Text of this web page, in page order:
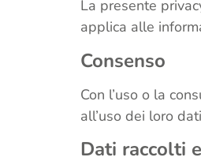
La presente
applica alle
Consenso
Con l’uso o la
all’uso dei loro
Dati raccolti